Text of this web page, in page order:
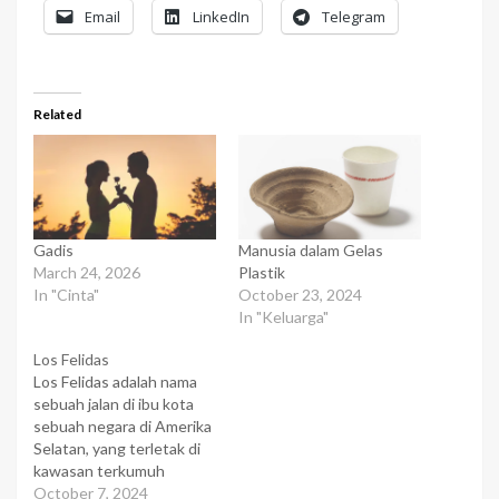
Email LinkedIn Telegram
Related
Gadis
March 24, 2026
In "Cinta"
Manusia dalam Gelas
Plastik
October 23, 2024
In "Keluarga"
Los Felidas
Los Felidas adalah nama
sebuah jalan di ibu kota
sebuah negara di Amerika
Selatan, yang terletak di
kawasan terkumuh
diseluruh kota. Ada
October 7, 2024